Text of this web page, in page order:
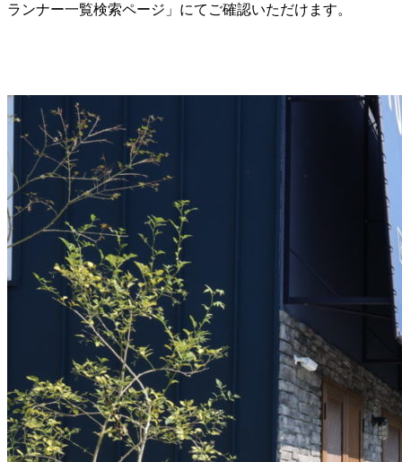
ランナー一覧検索ページ」にてご確認いただけます。